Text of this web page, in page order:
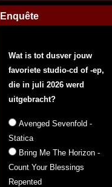
Enquête
Wat is tot dusver jouw
favoriete studio-cd of -ep,
die in juli 2026 werd
uitgebracht?
Avenged Sevenfold -
Statica
Bring Me The Horizon -
Count Your Blessings
Repented